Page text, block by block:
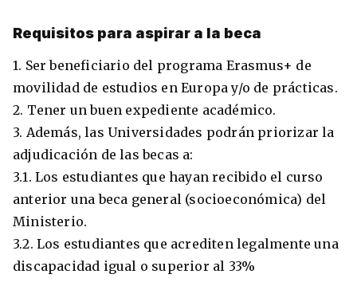
Requisitos para aspirar a la beca
1. Ser beneficiario del programa Erasmus+ de
movilidad de estudios en Europa y/o de prácticas.
2. Tener un buen expediente académico.
3. Además, las Universidades podrán priorizar la
adjudicación de las becas a:
3.1. Los estudiantes que hayan recibido el curso
anterior una beca general (socioeconómica) del
Ministerio.
3.2. Los estudiantes que acrediten legalmente una
discapacidad igual o superior al 33%